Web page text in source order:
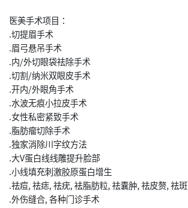
医美手术项目：
.切提眉手术
.眉弓悬吊手术
.内/外切眼袋祛除手术
.切割/纳米双眼皮手术
.开内/外眼角手术
.水波无痕小拉皮手术
.女性私密紧致手术
.脂肪瘤切除手术
.独家消除川字纹方法
.大V蛋白线线雕提升脸部
.小线填充刺激胶原蛋白增生
.祛痘, 祛痣, 祛疣, 袪脂肪粒, 祛囊肿, 祛皮赘, 祛斑
.外伤缝合, 各种门诊手术